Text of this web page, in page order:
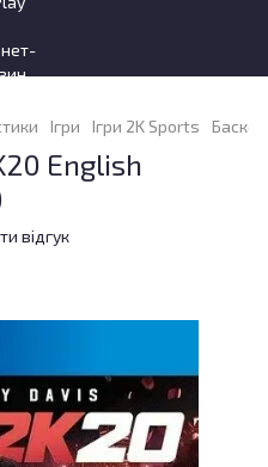
Ігри Ігри 2K Sports
English
відгук